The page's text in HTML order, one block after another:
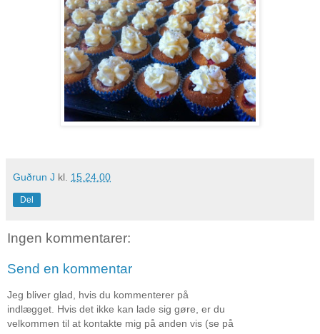
Guðrun J kl. 15.24.00
Del
Ingen kommentarer:
Send en kommentar
Jeg bliver glad, hvis du kommenterer på
indlægget. Hvis det ikke kan lade sig gøre, er du
velkommen til at kontakte mig på anden vis (se på